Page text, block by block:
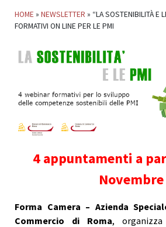
HOME » NEWSLETTER » “LA SOSTENIBILITÀ E
FORMATIVI ON LINE PER LE PMI
4 appuntamenti a
Novembre
Forma Camera – Azienda
Commercio di Roma,